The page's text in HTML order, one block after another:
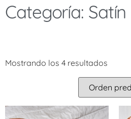
Categoría: Satín
Mostrando los 4 resultados